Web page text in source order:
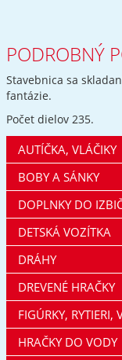
PODROBNÝ
Stavebnica sa
fantázie.
Počet dielov 235.
AUTÍČKA, VLÁČIKY
BOBY A SÁNKY
DOPLNKY DO
DETSKÁ VOZÍTKA
DRÁHY
DREVENÉ HRAČKY
FIGÚRKY, RYTIERI,
HRAČKY DO VODY